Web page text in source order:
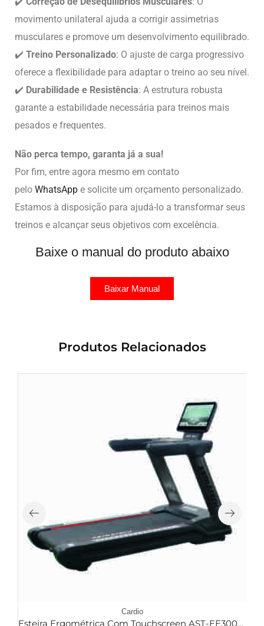
movimento unilateral ajuda a corrigir assimetrias
musculares e promove um desenvolvimento equilibrado.
✔️ Treino Personalizado: O ajuste de carga progressivo
oferece a flexibilidade para adaptar o treino ao seu nível.
✔️ Durabilidade e Resistência: A estrutura robusta
garante a estabilidade necessária para treinos mais
pesados e frequentes.
Não perca tempo, garanta já a sua!
Por fim, entre agora mesmo em contato
pelo WhatsApp e solicite um orçamento personalizado.
Estamos à disposição para ajudá-lo a transformar seus
treinos e alcançar seus objetivos com excelência.
Baixe o manual do produto abaixo
Baixar Manual
Produtos Relacionados
Cardio